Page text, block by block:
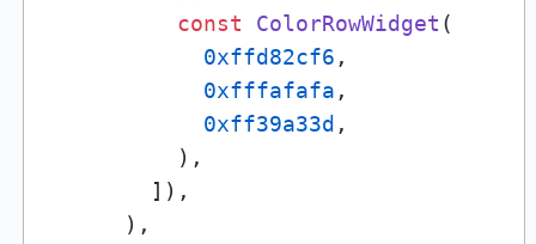
const
ColorRowWidget (
0xffd82cf6 ,
0xfffafafa ,
0xff39a33d ,
          ),
        ]),
      ),